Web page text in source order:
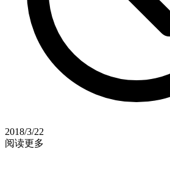
2018/3/22
阅读更多